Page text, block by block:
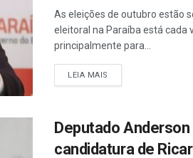
As eleições de outubro estão
eleitoral na Paraíba está cada
principalmente para...
LEIA MAIS
Deputado
candidatura de